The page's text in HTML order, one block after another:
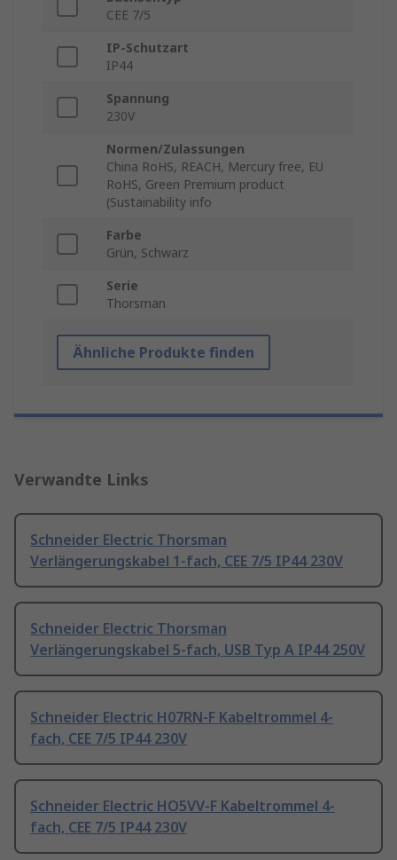
CEE 7/5
IP-Schutzart
IP44
Spannung
230V
Normen/Zulassungen
China RoHS, REACH, Mercury free, EU
RoHS, Green Premium product
(Sustainability info
Farbe
Grün, Schwarz
Serie
Thorsman
Ähnliche Produkte finden
Verwandte Links
Schneider Electric Thorsman
Verlängerungskabel 1-fach, CEE 7/5 IP44 230V
Schneider Electric Thorsman
Verlängerungskabel 5-fach, USB Typ A IP44 250V
Schneider Electric H07RN-F Kabeltrommel 4-
fach, CEE 7/5 IP44 230V
Schneider Electric HO5VV-F Kabeltrommel 4-
fach, CEE 7/5 IP44 230V